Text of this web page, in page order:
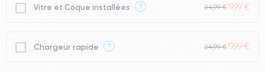
Vitre et Coque installées ? 24,99 €19,99 €
Chargeur rapide ? 24,99 €19,99 €